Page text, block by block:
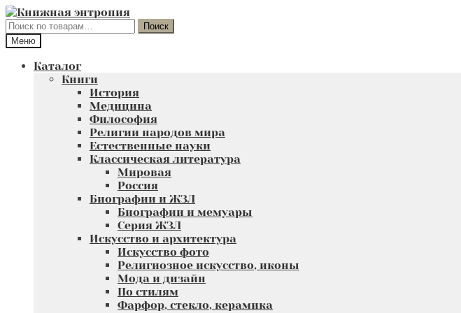
Перейти
к
навигации
Перейти
к
содержимому
Искать:
Поиск
Меню
Каталог
Книги
История
Медицина
Философия
Религии народов мира
Естественные науки
Классическая литература
Мировая
Россия
Биографии и ЖЗЛ
Биографии и мемуары
Серия ЖЗЛ
Искусство и архитектура
Искусство фото
Религиозное искусство, иконы
Мода и дизайн
По стилям
Фарфор, стекло, керамика